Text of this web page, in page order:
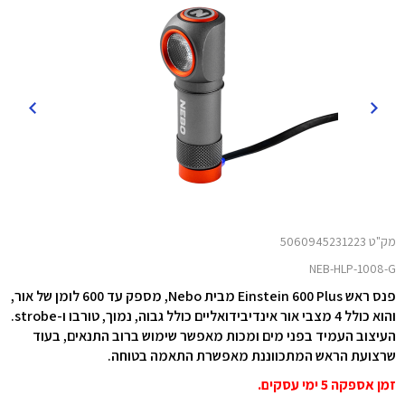
מק"ט 5060945231223
NEB-HLP-1008-G
פנס ראש Einstein 600 Plus מבית Nebo, מספק עד 600 לומן של אור,
והוא כולל 4 מצבי אור אינדיבידואליים כולל גבוה, נמוך, טורבו ו-strobe.
העיצוב העמיד בפני מים ומכות מאפשר שימוש ברוב התנאים, בעוד
שרצועת הראש המתכווננת מאפשרת התאמה בטוחה.
זמן אספקה 5 ימי עסקים.